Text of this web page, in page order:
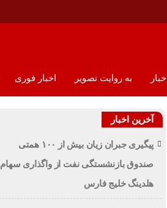
اخبار به روایت تصویر اخبار فوری
آخرین اخبار
پیگیری جبران زیان بیش از ۱۰۰ همتی
صندوق بازنشستگی نفت از واگذاری سهام
هلدینگ خلیج فارس